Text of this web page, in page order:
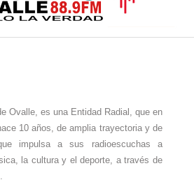
Ovalle, es una Entidad Radial, que en
10 años, de amplia trayectoria y de
impulsa a sus radioescuchas a
la cultura y el deporte, a través de